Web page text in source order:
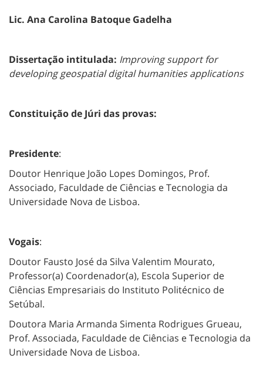
Lic. Ana Carolina Batoque Gadelha
Dissertação intitulada: Improving support for
developing geospatial digital humanities applications
Constituição de Júri das provas:
Presidente:
Doutor Henrique João Lopes Domingos, Prof.
Associado, Faculdade de Ciências e Tecnologia da
Universidade Nova de Lisboa.
Vogais:
Doutor Fausto José da Silva Valentim Mourato,
Professor(a) Coordenador(a), Escola Superior de
Ciências Empresariais do Instituto Politécnico de
Setúbal.
Doutora Maria Armanda Simenta Rodrigues Grueau,
Prof. Associada, Faculdade de Ciências e Tecnologia da
Universidade Nova de Lisboa.